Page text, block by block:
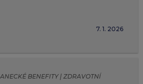
7. 1. 2026
BENEFITY | ZDRAVOTNÍ